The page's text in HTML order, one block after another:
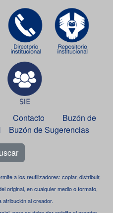
Contacto
Buzón de
Buzón de Sugerencias
a los reutilizadores: copiar, distribuir,
original, en cualquier medio o formato,
atribución al creador.